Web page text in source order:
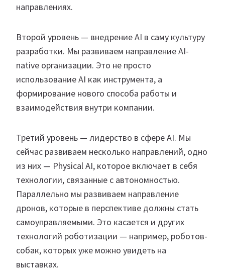
направлениях.
Второй уровень — внедрение AI в саму культуру
разработки. Мы развиваем направление AI-
native организации. Это не просто
использование AI как инструмента, а
формирование нового способа работы и
взаимодействия внутри компании.
Третий уровень — лидерство в сфере AI. Мы
сейчас развиваем несколько направлений, одно
из них — Physical AI, которое включает в себя
технологии, связанные с автономностью.
Параллельно мы развиваем направление
дронов, которые в перспективе должны стать
самоуправляемыми. Это касается и других
технологий роботизации — например, роботов-
собак, которых уже можно увидеть на
выставках.